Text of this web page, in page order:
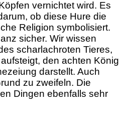
vernichtet wird. Es
ob diese Hure die
Religion symbolisiert.
sicher. Wir wissen
scharlachroten Tieres,
den achten König
darstellt. Auch
zu zweifeln. Die
Dingen ebenfalls sehr